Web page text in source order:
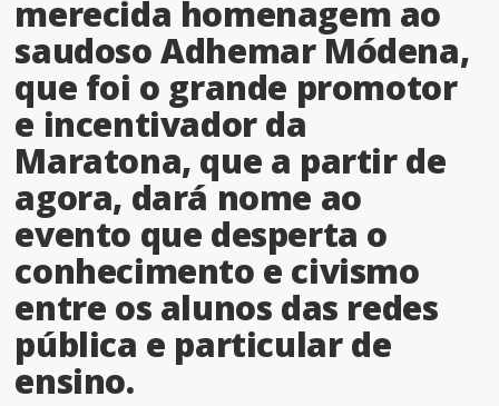
merecida homenagem ao
saudoso Adhemar Módena,
que foi o grande promotor
e incentivador da
Maratona, que a partir de
agora, dará nome ao
evento que desperta o
conhecimento e civismo
entre os alunos das redes
pública e particular de
ensino.